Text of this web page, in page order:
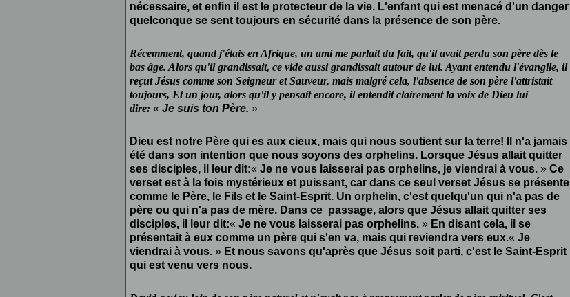
nécessaire, et enfin il est le protecteur de la vie. L'enfant qui est menacé d'un danger
quelconque se sent toujours en sécurité dans la présence de son père.
Récemment, quand j'étais en Afrique, un ami me parlait du fait, qu'il avait perdu son père dès le
bas âge. Alors qu'il grandissait, ce vide aussi grandissait autour de lui. Ayant entendu l'évangile, il
reçut Jésus comme son Seigneur et Sauveur, mais malgré cela, l'absence de son père l'attristait
toujours, Et un jour, alors qu'il y pensait encore, il entendit clairement la voix de Dieu lui
dire: « Je suis ton Père. »
Dieu est notre Père qui es aux cieux, mais qui nous soutient sur la terre! Il n'a jamais
été dans son intention que nous soyons des orphelins. Lorsque Jésus allait quitter
ses disciples, il leur dit:« Je ne vous laisserai pas orphelins, je viendrai à vous. » Ce
verset est à la fois mystérieux et puissant, car dans ce seul verset Jésus se présente
comme le Père, le Fils et le Saint-Esprit. Un orphelin, c'est quelqu'un qui n'a pas de
père ou qui n'a pas de mère. Dans ce passage, alors que Jésus allait quitter ses
disciples, il leur dit:« Je ne vous laisserai pas orphelins. » En disant cela, il se
présentait à eux comme un père qui s'en va, mais qui reviendra vers eux.« Je
viendrai à vous. » Et nous savons qu'après que Jésus soit parti, c'est le Saint-Esprit
qui est venu vers nous.